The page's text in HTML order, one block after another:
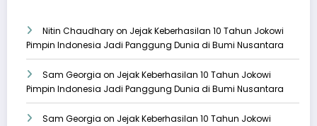
Nitin Chaudharyon Jejak Keberhasilan 10 Tahun Jokowi
Pimpin Indonesia Jadi Panggung Dunia di Bumi Nusantara
Sam Georgia on Jejak Keberhasilan 10 Tahun Jokowi
Pimpin Indonesia Jadi Panggung Dunia di Bumi Nusantara
Sam Georgia on Jejak Keberhasilan 10 Tahun Jokowi